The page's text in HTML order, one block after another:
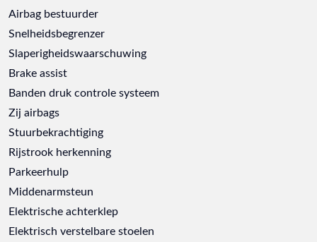
Airbag bestuurder
Snelheidsbegrenzer
Slaperigheidswaarschuwing
Brake assist
Banden druk controle systeem
Zij airbags
Stuurbekrachtiging
Rijstrook herkenning
Parkeerhulp
Middenarmsteun
Elektrische achterklep
Elektrisch verstelbare stoelen